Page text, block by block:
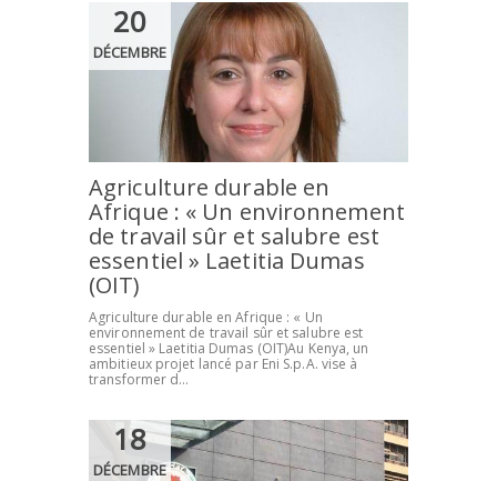
20
DÉCEMBRE
Agriculture durable en
Afrique : « Un environnement
de travail sûr et salubre est
essentiel » Laetitia Dumas
(OIT)
Agriculture durable en Afrique : « Un
environnement de travail sûr et salubre est
essentiel » Laetitia Dumas (OIT)Au Kenya, un
ambitieux projet lancé par Eni S.p.A. vise à
transformer d...
18
DÉCEMBRE